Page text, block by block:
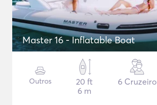
Master 16 - Inflatable Boat
Outros
20 ft
6 m
6 Cruzeiro